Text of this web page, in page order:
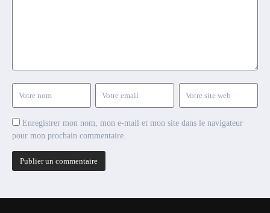
Enregistrer mon nom, mon e-mail et mon site dans le navigateur
pour mon prochain commentaire.